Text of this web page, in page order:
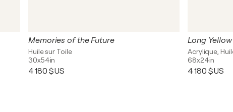
Memories of the Future
Huile sur Toile
30x54in
4 180 $US
Long
Acrylique,
68x24in
4 180 $US